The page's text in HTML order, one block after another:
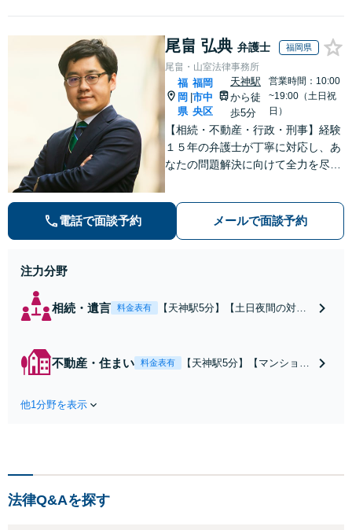
尾畠 弘典 弁護士 福岡県
尾畠・山室法律事務所
福
岡
県
|
福岡
市中
央区
天神駅
から徒
歩5分
営業時間：10:00
~19:00（土日祝
日）
【相続・不動産・行政・刑事】経験
１５年の弁護士が丁寧に対応し、あ
なたの問題解決に向けて全力を尽く
電話で面談予約 メールで面談予約
注力分野
相続・遺言 料金表有
【天神駅5分】【土日夜間の対応
富なノウハウも活用し、的確な対
応で軋轢を減らしながらスピーデ
不動産・住まい 料金表有
【天神駅5分】【マンション
【メール／オンライン相談
他1分野を表示
法律Q&Aを探す